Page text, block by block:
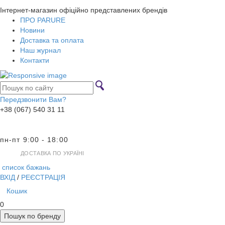
Інтернет-магазин офіційно представлених брендів
ПРО PARURE
Новини
Доставка та оплата
Наш журнал
Контакти
Передзвонити Вам?
+38 (067) 540 31 11
пн-пт 9:00 - 18:00
ДОСТАВКА ПО УКРАЇНІ
список бажань
ВХІД / РЕЄСТРАЦІЯ
Кошик
0
Пошук по бренду